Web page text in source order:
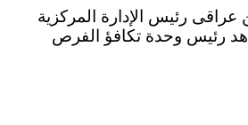
رئيس الإدارة المركزية
رئيس وحدة تكافؤ الفرص